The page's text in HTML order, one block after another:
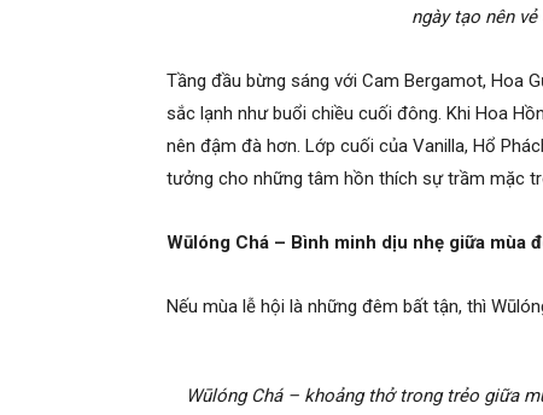
ngày tạo nên
Tầng đầu bừng sáng với Cam Bergamot, Hoa
sắc lạnh như buổi chiều cuối đông. Khi Hoa
nên đậm đà hơn. Lớp cuối của Vanilla, Hổ
tưởng cho những tâm hồn thích sự trầm mặc
Wūlóng Chá – Bình minh dịu nhẹ giữa mùa
Nếu mùa lễ hội là những đêm bất tận, thì
Wūlóng Chá – khoảng thở trong trẻo giữa